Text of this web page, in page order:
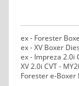
ex - Forester
ex - XV Boxer
ex - Impreza 2.0i
XV 2.0i CVT -
Forester e-Boxer